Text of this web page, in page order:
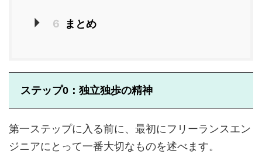
6 まとめ
ステップ0：独立独歩の精神
第一ステップに入る前に、最初にフリーランスエン
ジニアにとって一番大切なものを述べます。